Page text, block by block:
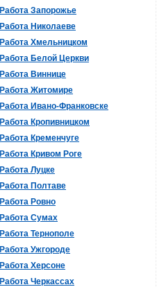
Работа Запорожье
Работа Николаеве
Работа Хмельницком
Работа Белой Церкви
Работа Виннице
Работа Житомире
Работа Ивано-Франковске
Работа Кропивницком
Работа Кременчуге
Работа Кривом Роге
Работа Луцке
Работа Полтаве
Работа Ровно
Работа Сумах
Работа Тернополе
Работа Ужгороде
Работа Херсоне
Работа Черкассах